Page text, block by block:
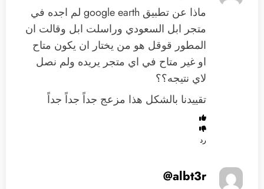
ماذا عن تطبيق google earth لم اجده في
متجر ابل السعودي وراسلت ابل وقالت ان
المطور قوقل هو من يختار ان يكون متاح
او غير متاح في اي متجر يريده ولم نصل
لاي نتيجه؟؟
تقييدنا بالشكل هذا مزعج جداً جداً جداً
رد
albt3r@